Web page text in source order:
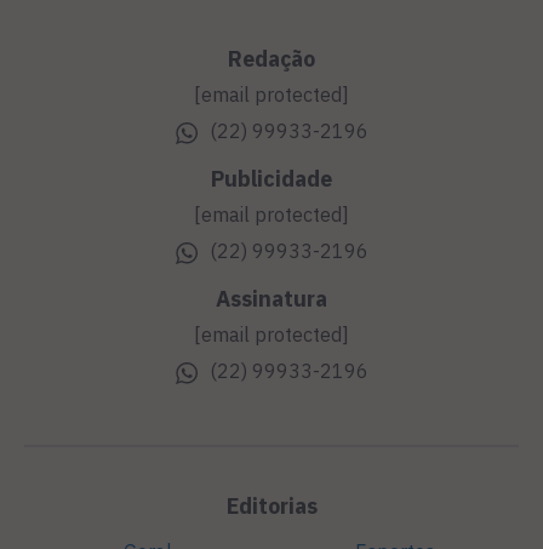
Redação
[email protected]
(22) 99933-2196
Publicidade
[email protected]
(22) 99933-2196
Assinatura
[email protected]
(22) 99933-2196
Editorias